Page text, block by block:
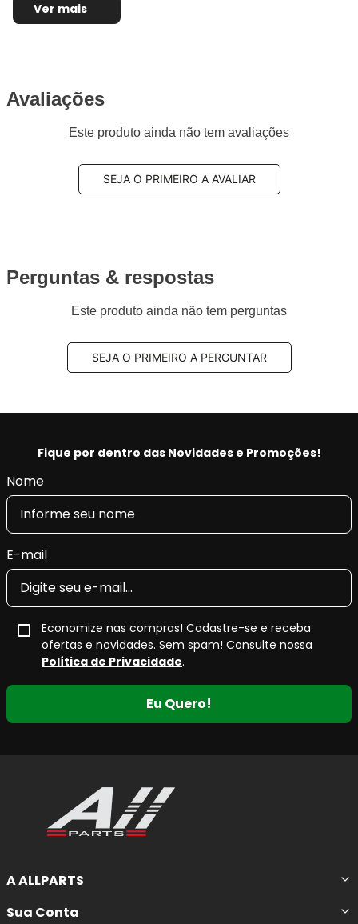
Ver mais
Avaliações
Este produto ainda não tem avaliações
SEJA O PRIMEIRO A AVALIAR
Perguntas & respostas
Este produto ainda não tem perguntas
SEJA O PRIMEIRO A PERGUNTAR
Fique por dentro das Novidades e Promoções!
Nome
E-mail
Economize nas compras! Cadastre-se e receba
ofertas e novidades. Sem spam! Consulte nossa
Política de Privacidade.
Eu Quero!
A ALLPARTS
Sua Conta